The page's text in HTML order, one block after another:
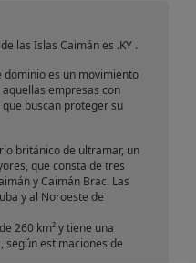
las Islas Caimán es .KY .
dominio es un movimiento
empresas con
buscan proteger su
británico de ultramar, un
que consta de tres
y Caimán Brac. Las
y al Noroeste de
260 km² y tiene una
según estimaciones de